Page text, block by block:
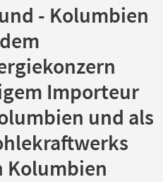
- Kolumbien
Importeur
und als
Kolumbien